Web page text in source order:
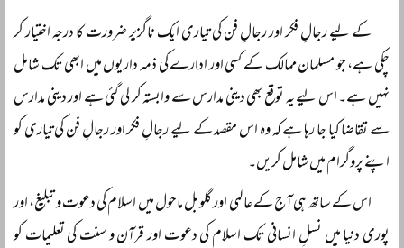
کے لیے رجالِ فکر اور رجالِ فن کی تیاری ایک ناگزیر ضرورت کا درجہ اختیار کر
چکی ہے، جو مسلمان ممالک کے کسی اور ادارے کی ذمہ داریوں میں ابھی تک شامل
نہیں ہے۔ اس لیے یہ توقع بھی دینی مدارس سے وابستہ کر لی گئی ہے اور دینی مدارس
سے تقاضا کیا جا رہا ہے کہ وہ اس مقصد کے لیے رجالِ فکر اور رجالِ فن کی تیاری کو
اپنے پروگرام میں شامل کریں۔
اس کے ساتھ ہی آج کے عالمی اور گلوبل ماحول میں اسلام کی دعوت و تبلیغ، اور
پوری دنیا میں نسلِ انسانی تک اسلام کی دعوت اور قرآن و سنت کی تعلیمات کو